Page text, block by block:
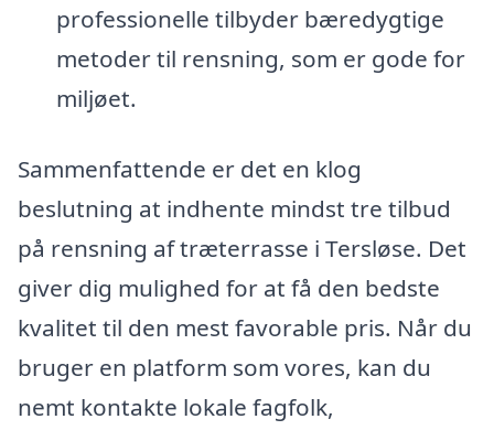
professionelle tilbyder bæredygtige
metoder til rensning, som er gode for
miljøet.
Sammenfattende er det en klog
beslutning at indhente mindst tre tilbud
på rensning af træterrasse i Tersløse. Det
giver dig mulighed for at få den bedste
kvalitet til den mest favorable pris. Når du
bruger en platform som vores, kan du
nemt kontakte lokale fagfolk,